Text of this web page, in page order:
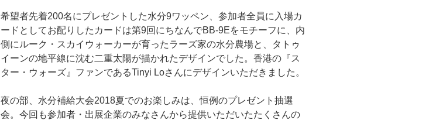
希望者先着200名にプレゼントした水分9ワッペン、参加者全員に入場カ
ードとしてお配りしたカードは第9回にちなんでBB-9Eをモチーフに、内
側にルーク・スカイウォーカーが育ったラーズ家の水分農場と、タトゥ
イーンの地平線に沈む二重太陽が描かれたデザインでした。香港の『ス
ター・ウォーズ』ファンであるTinyi Loさんにデザインいただきました。
夜の部、水分補給大会2018夏でのお楽しみは、恒例のプレゼント抽選
会。今回も参加者・出展企業のみなさんから提供いただいたたくさんの